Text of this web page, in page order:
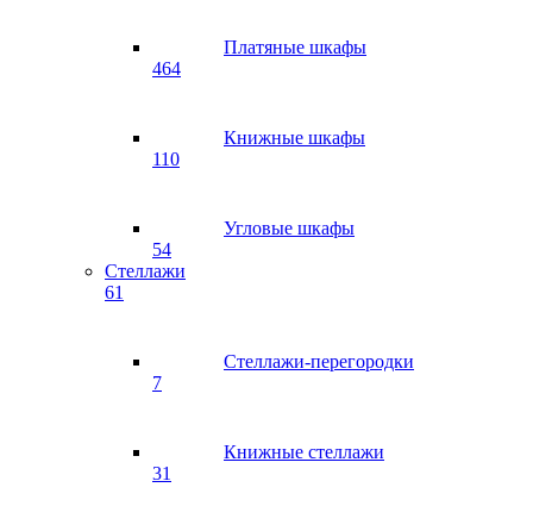
Платяные шкафы
464
Книжные шкафы
110
Угловые шкафы
54
Стеллажи
61
Стеллажи-перегородки
7
Книжные стеллажи
31